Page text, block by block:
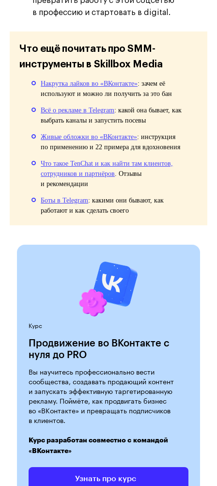
в профессию и стартовать в digital.
Что ещё почитать про SMM-
инструменты в Skillbox Media
Накрутка лайков во «ВКонтакте»: зачем её
используют и можно ли получить за это бан
Всё о рекламе в Telegram: какой она бывает, как
выбрать каналы и запустить посевы
Живые обложки во «ВКонтакте»: инструкция
по применению и 22 примера для вдохновения
Что такое TenChat и как найти там клиентов,
сотрудников и партнёров . Отзывы
и рекомендации
Боты в Telegram: какими они бывают, как
работают и как сделать своего
Курс
Продвижение во ВКонтакте с
нуля до PRO
Вы научитесь профессионально вести
сообщества, создавать продающий контент
и запускать эффективную таргетированную
рекламу. Поймёте, как продвигать бизнес
во «ВКонтакте» и превращать подписчиков
в клиентов.
Курс разработан совместно с командой
«ВКонтакте»
Узнать про курс